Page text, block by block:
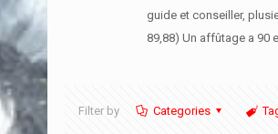
guide et conseiller,
89,88) Un affûtage a 90
Filter by Categories